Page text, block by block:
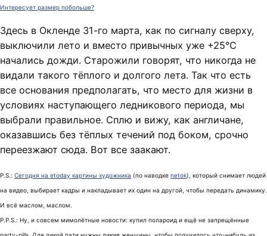
Интересует размер побольше?
Здесь в Окленде 31-го марта, как по сигналу сверху,
выключили лето и вместо привычных уже +25°C
начались дожди. Старожили говорят, что никогда не
видали такого тёплого и долгого лета. Так что есть
все основания предполагать, что место для жизни в
условиях наступающего ледникового периода, мы
выбрали правильное. Сплю и вижу, как англичане,
оказавшись без тёплых течений под боком, срочно
переезжают сюда. Вот все заакают.
P.S.: Сегодня на etoday картины художника (по наводке netok), который снимает людей
на видео, выбирает кадры и накладывает их один на другой, чтобы передать динамику.
И всё маслом, маслом.
P.P.S.: Ну, и совсем мимолётные новости: купил полароид и ещё не запрещённые